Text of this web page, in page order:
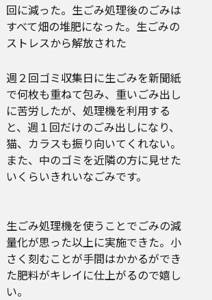
回に減った。生ごみ処理後のごみは
すべて畑の堆肥になった。生ごみの
ストレスから解放された
週２回ゴミ収集日に生ごみを新聞紙
で何枚も重ねて包み、重いごみ出し
に苦労したが、処理機を利用する
と、週１回だけのごみ出しになり、
猫、カラスも振り向いてくれない。
また、中のゴミを近隣の方に見せた
いくらいきれいなごみです。
生ごみ処理機を使うことでごみの減
量化が思った以上に実施できた。小
さく刻むことが手間はかかるができ
た肥料がキレイに仕上がるので嬉し
い。